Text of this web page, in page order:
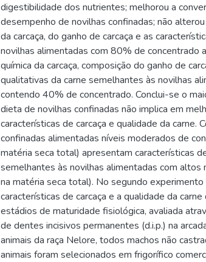
digestibilidade dos nutrientes; melhorou a
desempenho de novilhas confinadas; não
da carcaça, do ganho de carcaça e as
novilhas alimentadas com 80% de concentrado
química da carcaça, composição do ganho de
qualitativas da carne semelhantes às novilhas
contendo 40% de concentrado. Conclui-se o
dieta de novilhas confinadas não implica em
características de carcaça e qualidade da carne.
confinadas alimentadas níveis moderados de
matéria seca total) apresentam características
semelhantes às novilhas alimentadas com
na matéria seca total). No segundo
características de carcaça e a qualidade da
estádios de maturidade fisiológica, avaliada
de dentes incisivos permanentes (d.i.p.) na
animais da raça Nelore, todos machos não
animais foram selecionados em frigorífico